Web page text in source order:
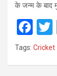
के जन्म के बाद
F
a
Tags: Cricket